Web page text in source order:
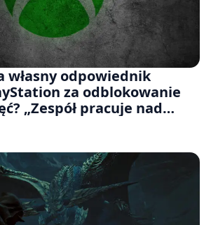
własny odpowiednik
za odblokowanie
„Zespół pracuje nad
pojawić jeszcze w tym